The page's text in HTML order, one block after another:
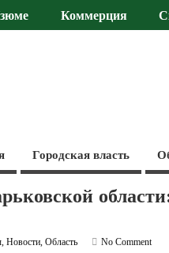
Коммерция
Городская власть
,Новости,Область
No Comment